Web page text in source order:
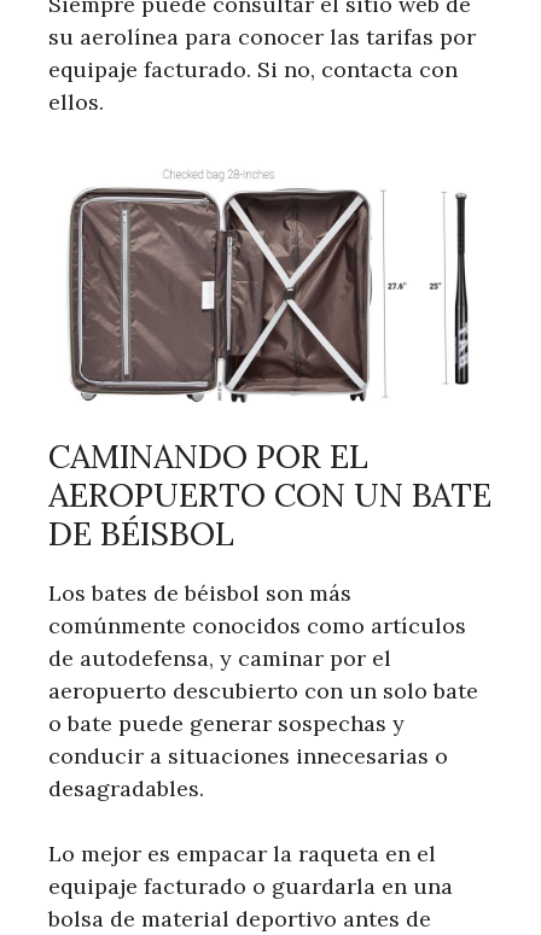
su aerolínea para conocer las tarifas por
equipaje facturado. Si no, contacta con
ellos.
CAMINANDO POR EL
AEROPUERTO CON UN BATE
DE BÉISBOL
Los bates de béisbol son más
comúnmente conocidos como artículos
de autodefensa, y caminar por el
aeropuerto descubierto con un solo bate
o bate puede generar sospechas y
conducir a situaciones innecesarias o
desagradables.
Lo mejor es empacar la raqueta en el
equipaje facturado o guardarla en una
bolsa de material deportivo antes de